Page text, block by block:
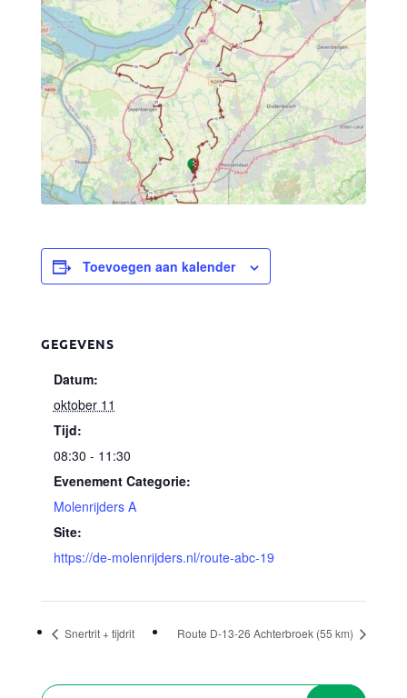
Toevoegen aan kalender
GEGEVENS
Datum:
oktober 11
Tijd:
08:30 - 11:30
Evenement Categorie:
Molenrijders A
Site:
https://de-molenrijders.nl/route-abc-19
Snertrit + tijdrit Route D-13-26 Achterbroek (55 km)